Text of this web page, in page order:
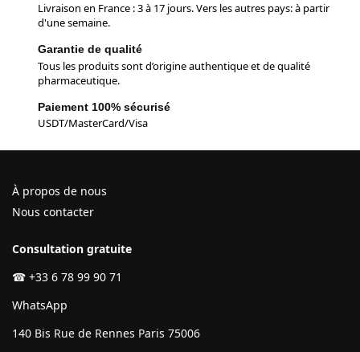
Livraison en France : 3 à 17 jours. Vers les autres pays: à partir
d'une semaine.
Garantie de qualité
Tous les produits sont d’origine authentique et de qualité
pharmaceutique.
Paiement 100% sécurisé
USDT/MasterCard/Visa
À propos de nous
Nous contacter
Consultation gratuite
☎ +33 6 78 99 90 71
WhatsApp
140 Bis Rue de Rennes Paris 75006